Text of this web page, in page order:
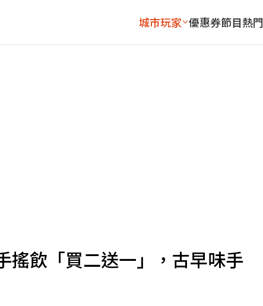
城市玩家 優惠券節目熱門
搖飲「買二送一」，古早味手